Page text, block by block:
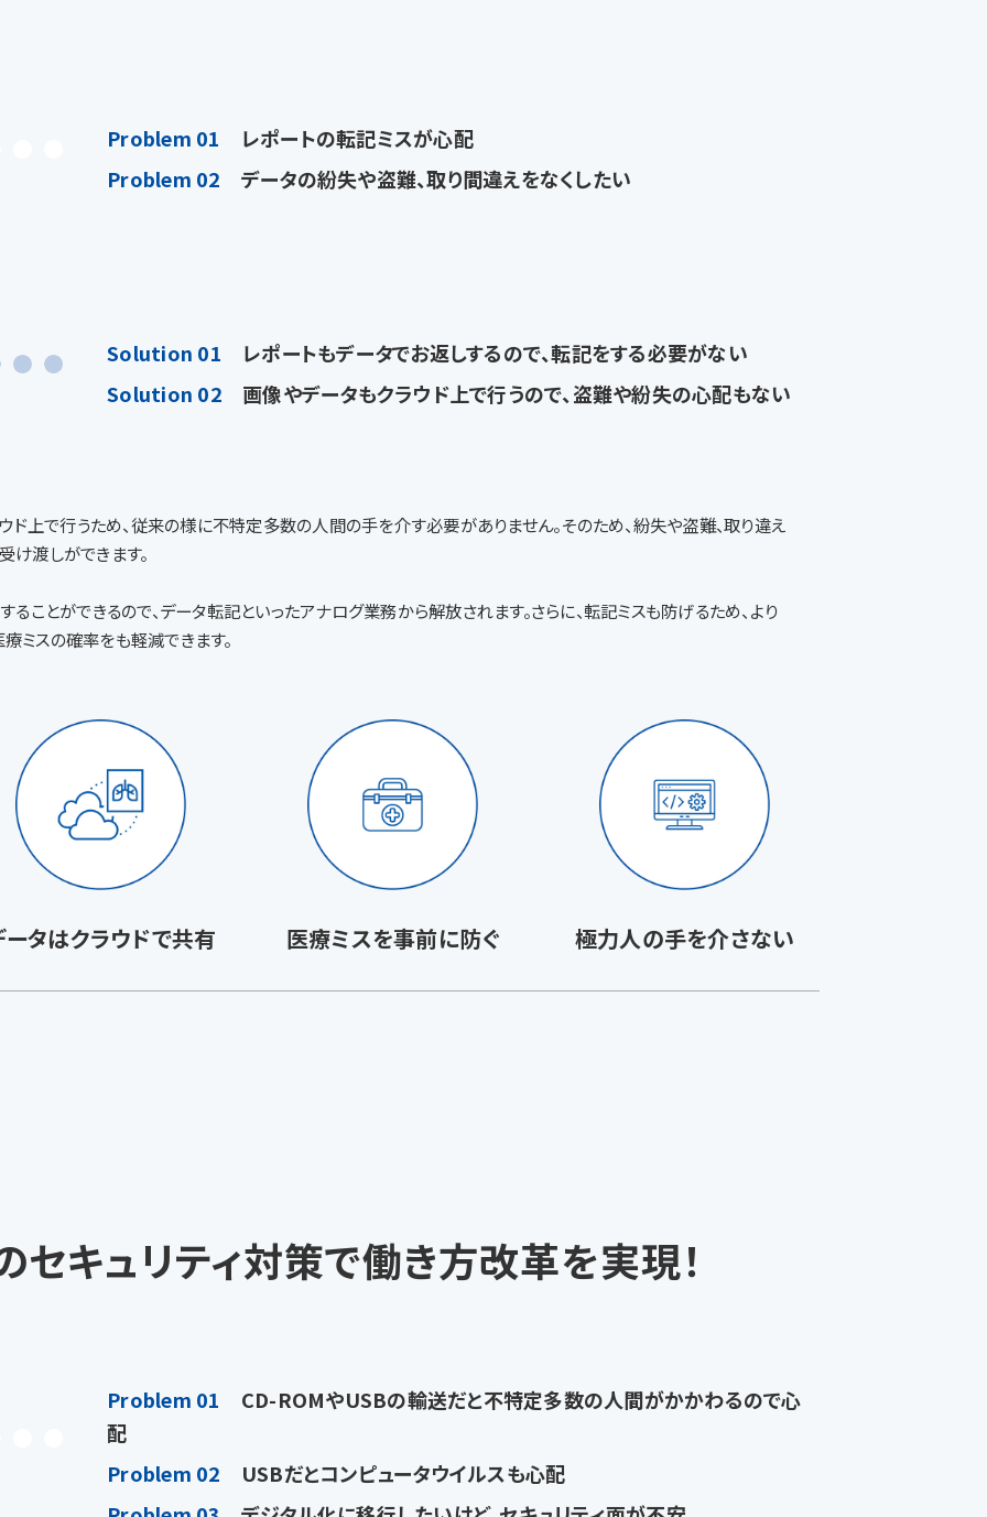
Problem 01 レポートの転記ミスが心配
Problem 02 データの紛失や盗難、取り間違えをなくしたい
Solution 01 レポートもデータでお返しするので、転記をする必要がない
Solution 02 画像やデータもクラウド上で行うので、盗難や紛失の心配もない
ド上で行うため、従来の様に不特定多数の人間の手を介す必要がありません。そのため、紛失や盗難、取り違え
け渡しができます。
ることができるので、データ転記といったアナログ業務から解放されます。さらに、転記ミスも防げるため、より
ミスの確率をも軽減できます。
ータはクラウドで共有 医療ミスを事前に防ぐ 極力人の手を介さない
セキュリティ対策で働き方改革を実現！
Problem 01 CD-ROMやUSBの輸送だと不特定多数の人間がかかわるので心
配
Problem 02 USBだとコンピュータウイルスも心配